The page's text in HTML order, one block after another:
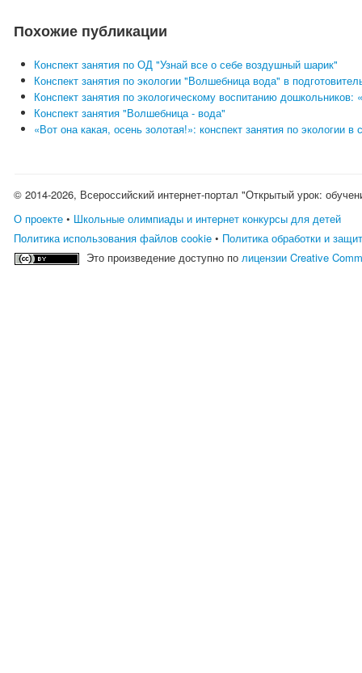
Похожие публикации
Конспект занятия по ОД "Узнай все о себе воздушный шарик"
Конспект занятия по экологии "Волшебница вода" в
Конспект занятия по экологическому воспитанию
Конспект занятия "Волшебница - вода"
«Вот она какая, осень золотая!»: конспект занятия по экологии в
© 2014-2026, Всероссийский интернет-портал "Открытый урок:
О проекте • Школьные олимпиады и интернет конкурсы для детей
Политика использования файлов cookie • Политика обработки и
Это произведение доступно полицензии Creative